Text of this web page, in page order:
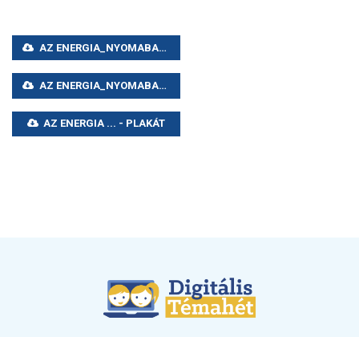
AZ ENERGIA_NYOMABAN_KIDOLGOZOTT_PROJEKTTERV2020
AZ ENERGIA_NYOMABAN_PROJEKTTERV2020
AZ ENERGIA ... - PLAKÁT